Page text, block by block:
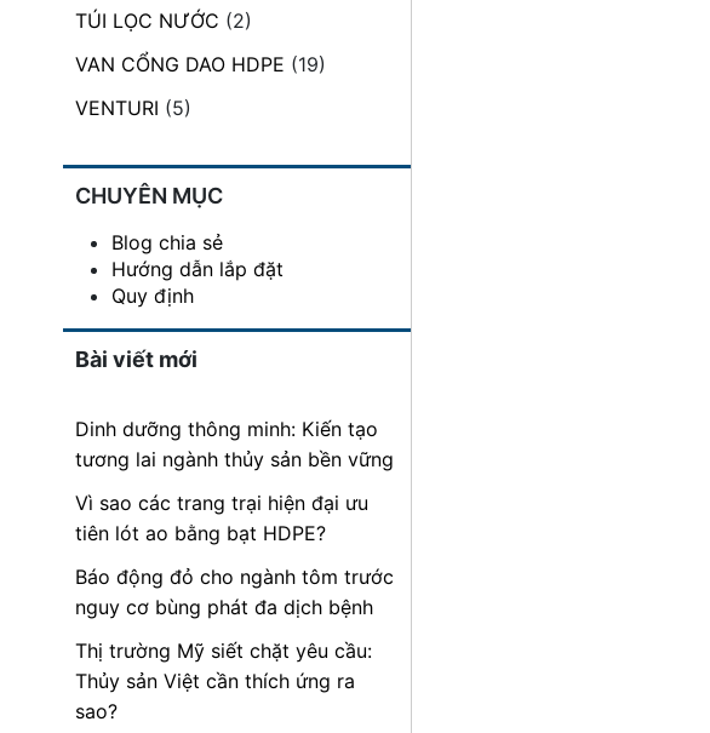
TÚI LỌC NƯỚC (2)
VAN CỔNG DAO HDPE (19)
VENTURI (5)
CHUYÊN MỤC
Blog chia sẻ
Hướng dẫn lắp đặt
Quy định
Bài viết mới
Dinh dưỡng thông minh: Kiến tạo
tương lai ngành thủy sản bền vững
Vì sao các trang trại hiện đại ưu
tiên lót ao bằng bạt HDPE?
Báo động đỏ cho ngành tôm trước
nguy cơ bùng phát đa dịch bệnh
Thị trường Mỹ siết chặt yêu cầu:
Thủy sản Việt cần thích ứng ra
sao?